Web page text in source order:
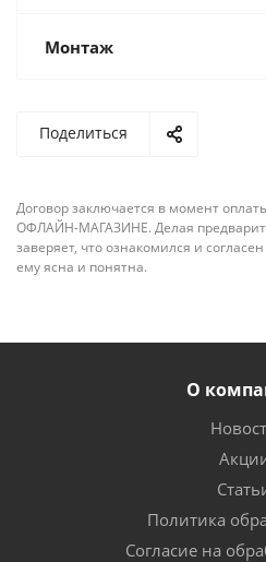
Монтаж
Поделиться
Договор заключается в момент
ОФЛАЙН-МАГАЗИНЕ. Делая
заверяет, что ознакомился и согласен
ему ясна и понятна.
О
Политика
Согласие на